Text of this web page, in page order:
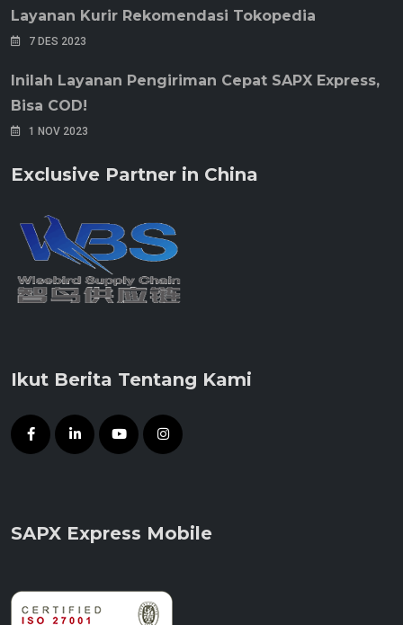
Layanan Kurir Rekomendasi Tokopedia
7 DES 2023
Inilah Layanan Pengiriman Cepat SAPX Express,
Bisa COD!
1 NOV 2023
Exclusive Partner in China
Ikut Berita Tentang Kami
SAPX Express Mobile